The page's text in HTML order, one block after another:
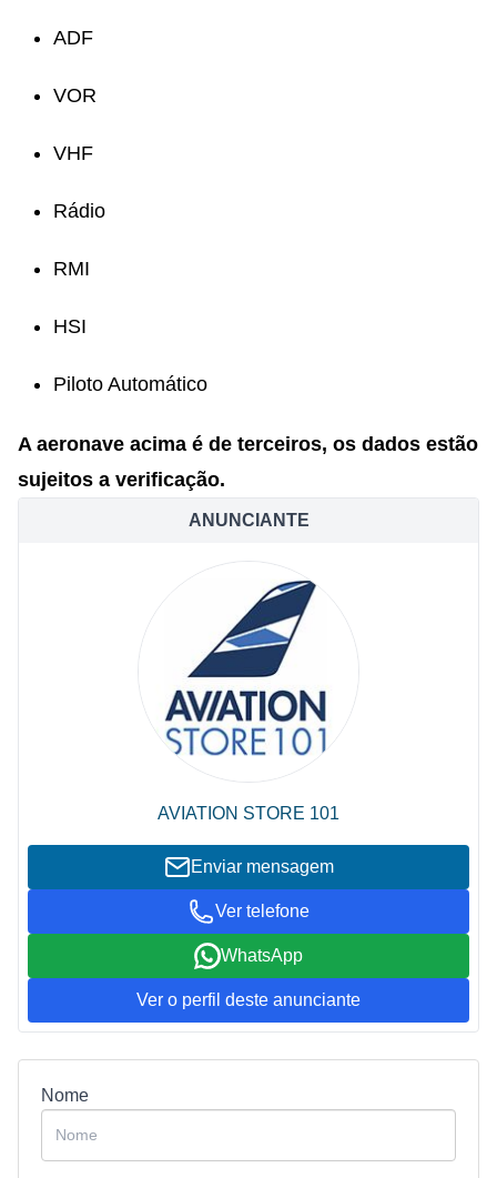
ADF
VOR
VHF
Rádio
RMI
HSI
Piloto Automático
A aeronave acima é de terceiros, os dados estão
sujeitos a verificação.
ANUNCIANTE
AVIATION STORE 101
Enviar mensagem
Ver telefone
WhatsApp
Ver o perfil deste anunciante
Nome